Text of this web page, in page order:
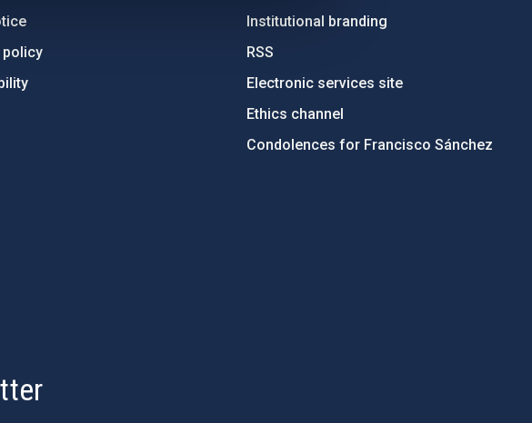
policy
Institutional branding
RSS
Electronic services site
Ethics channel
Condolences for Francisco Sánchez